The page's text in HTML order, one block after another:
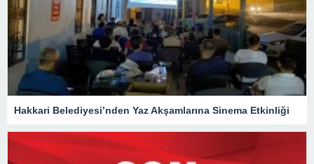
Hakkari Belediyesi’nden Yaz Akşamlarına Sinema Etkinliği